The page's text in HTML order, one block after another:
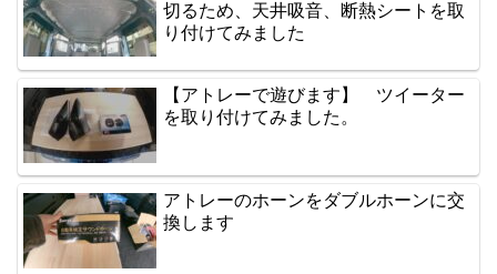
切るため、天井吸音、断熱シートを取
り付けてみました
【アトレーで遊びます】 ツイーター
を取り付けてみました。
アトレーのホーンをダブルホーンに交
換します